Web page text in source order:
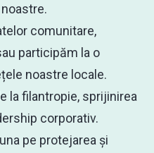
comunitare,
participăm la o
noastre locale.
la filantropie, sprijinirea
corporativ.
pe protejarea și